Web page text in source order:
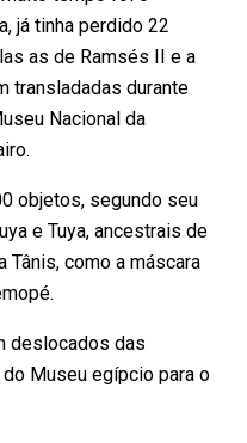
já tinha perdido 22
as de Ramsés II e a
transladadas durante
Nacional da
objetos, segundo seu
e Tuya, ancestrais de
Tânis, como a máscara
deslocados das
Museu egípcio para o